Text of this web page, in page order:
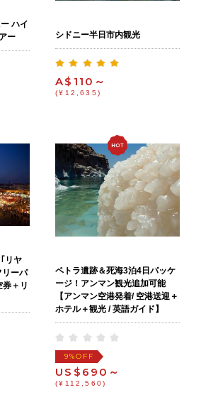
ハイ
ー
シドニー半日市内観光
A$110～
(¥12,635)
リヤ
リーパ
券＋リ
ペトラ遺跡＆死海3泊4日パッケ
ージ！アンマン観光追加可能
【アンマン空港発着/ 空港送迎＋
ホテル＋観光 / 英語ガイド】
9%OFF
US$690～
(¥112,560)